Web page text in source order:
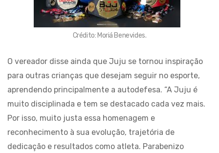
Crédito: Moriá Benevides.
O vereador disse ainda que Juju se tornou inspiração
para outras crianças que desejam seguir no esporte,
aprendendo principalmente a autodefesa. “A Juju é
muito disciplinada e tem se destacado cada vez mais.
Por isso, muito justa essa homenagem e
reconhecimento à sua evolução, trajetória de
dedicação e resultados como atleta. Parabenizo